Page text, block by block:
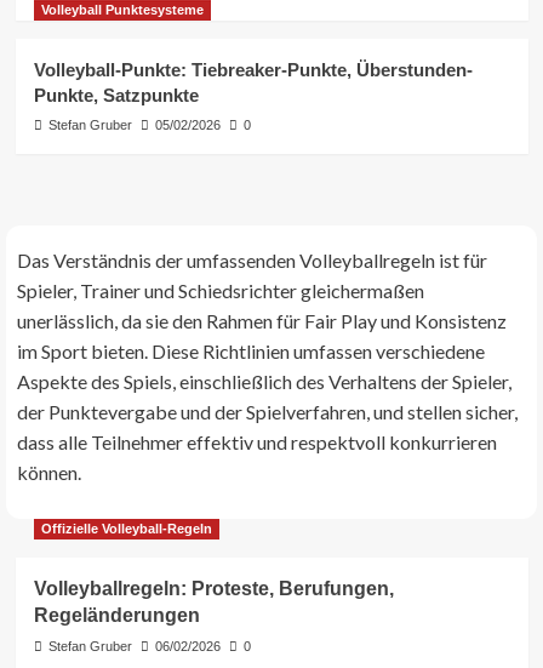
Volleyballspiel-Variationen
Variationen, Entwicklung der
5
Punkte, Überstunden-Punkte,
Satzpunkte
Volleyball Punktesysteme
Volleyball-Punkte: Tiebreaker-Punkte, Überstunden-
Punkte, Satzpunkte
Stefan Gruber 05/02/2026 0
Das Verständnis der umfassenden Volleyballregeln ist für
Spieler, Trainer und Schiedsrichter gleichermaßen
unerlässlich, da sie den Rahmen für Fair Play und Konsistenz
im Sport bieten. Diese Richtlinien umfassen verschiedene
Aspekte des Spiels, einschließlich des Verhaltens der Spieler,
der Punktevergabe und der Spielverfahren, und stellen sicher,
dass alle Teilnehmer effektiv und respektvoll konkurrieren
können.
Offizielle Volleyball-Regeln
Volleyballregeln: Proteste, Berufungen,
Regeländerungen
Stefan Gruber 06/02/2026 0